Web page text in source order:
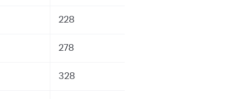
228
278
328